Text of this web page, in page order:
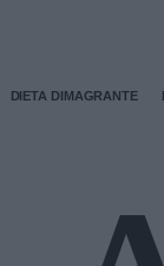
DIETA DIMAGRANTE